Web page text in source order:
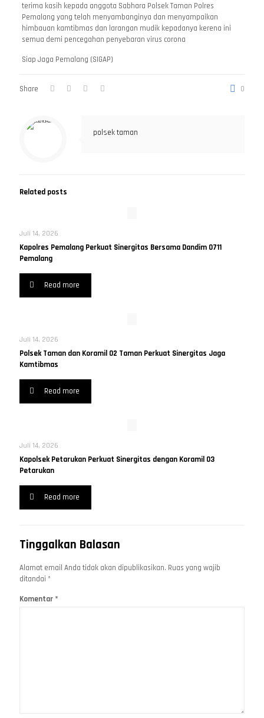
terima kasih kepada anggota Sabhara Polsek Taman Polres
Pemalang yang telah menyambanginya dan menyampaikan
himbauan kamtibmas dan larangan mudik kepadanya kerena ini
semua demi pencegahan penyebaran virus corona
Siap Jaga Pemalang (SIGAP)
Share 0
polsek taman
Related posts
Juli 14, 2026
Kapolres Pemalang Perkuat Sinergitas Bersama Dandim 0711
Pemalang
Read more
Juli 14, 2026
Polsek Taman dan Koramil 02 Taman Perkuat Sinergitas Jaga
Kamtibmas
Read more
Juli 14, 2026
Kapolsek Petarukan Perkuat Sinergitas dengan Koramil 03
Petarukan
Read more
Tinggalkan Balasan
Alamat email Anda tidak akan dipublikasikan. Ruas yang wajib
ditandai *
Komentar *